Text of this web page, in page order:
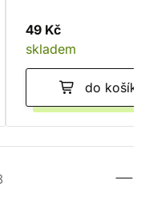
49 Kč
skladem
do košíku